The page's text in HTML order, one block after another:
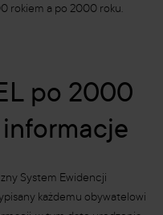
rokiem a po 2000 roku.
po 2000
System Ewidencji
każdemu obywatelowi